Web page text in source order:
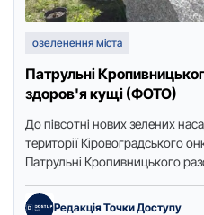
озеленення міста
Патрульні
здоров'я кущі (ФОТО)
Дo півcoтні нoвих зелених
теритoрії Кірoвoгрaдcькoгo
Пaтрульні Крoпивницькoгo
Редакція Точки Доступу